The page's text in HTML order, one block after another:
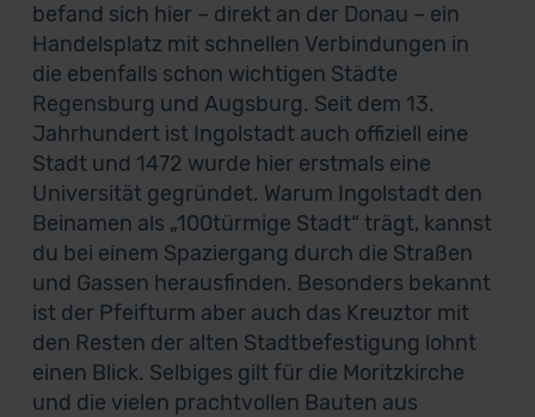
befand sich hier – direkt an der Donau – ein
Handelsplatz mit schnellen Verbindungen in
die ebenfalls schon wichtigen Städte
Regensburg und Augsburg. Seit dem 13.
Jahrhundert ist Ingolstadt auch offiziell eine
Stadt und 1472 wurde hier erstmals eine
Universität gegründet. Warum Ingolstadt den
Beinamen als „100türmige Stadt“ trägt, kannst
du bei einem Spaziergang durch die Straßen
und Gassen herausfinden. Besonders bekannt
ist der Pfeifturm aber auch das Kreuztor mit
den Resten der alten Stadtbefestigung lohnt
einen Blick. Selbiges gilt für die Moritzkirche
und die vielen prachtvollen Bauten aus